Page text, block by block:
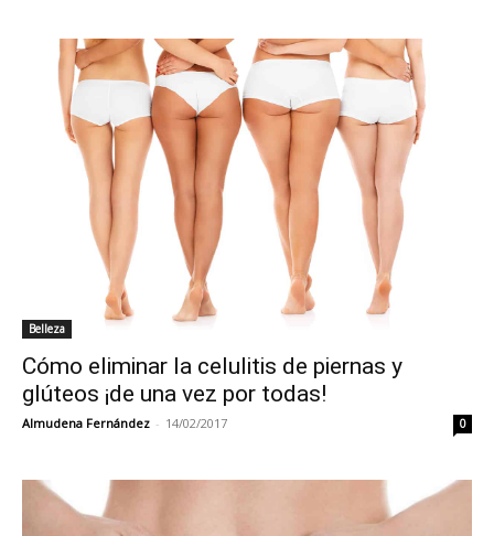
Belleza
Cómo eliminar la celulitis de piernas y
glúteos ¡de una vez por todas!
Almudena Fernández - 14/02/2017 0